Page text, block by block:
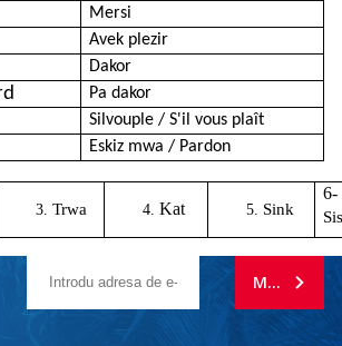
Mersi
Avek plezir
Dakor
Pa dakor
Silvouple / S'il vous plaît
Eskiz mwa / Pardon
Trwa Kat Sink
6-
Sis
MA